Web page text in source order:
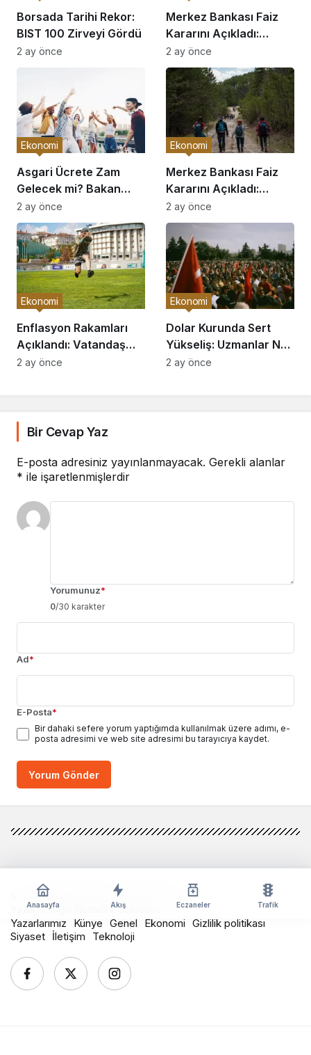
Borsada Tarihi Rekor:
BIST 100 Zirveyi Gördü
2 ay önce
Merkez Bankası Faiz
Kararını Açıkladı:
Piyasalar Hareketlendi
2 ay önce
Asgari Ücrete Zam
Gelecek mi? Bakan
Açıkladı
Ekonomi
2 ay önce
Merkez Bankası Faiz
Kararını Açıkladı:
Piyasalar Hareketlendi
Ekonomi
2 ay önce
Enflasyon Rakamları
Açıklandı: Vatandaş
Nasıl Etkilenecek?
Ekonomi
2 ay önce
Dolar Kurunda Sert
Yükseliş: Uzmanlar Ne
Diyor?
Ekonomi
2 ay önce
Bir Cevap Yaz
E-posta adresiniz yayınlanmayacak. Gerekli alanlar
* ile işaretlenmişlerdir
Yorumunuz*
0/30 karakter
Ad*
E-Posta*
Bir dahaki sefere yorum yaptığımda kullanılmak üzere adımı, e-
posta adresimi ve web site adresimi bu tarayıcıya kaydet.
Yorum Gönder
Anasayfa Akış Eczaneler Trafik
© Telif Hakkı 2026, Tüm Hakları Saklıdır
Yazılım:Arge Network Solutions
Yazarlarımız
Künye Genel Ekonomi Gizlilik politikası
Siyaset İletişim Teknoloji